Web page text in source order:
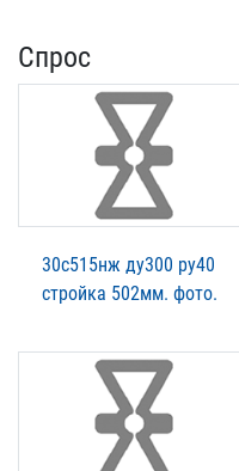
Спрос
30с515нж ду300 ру40
стройка 502мм. фото.